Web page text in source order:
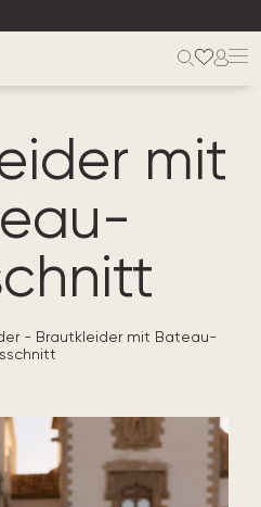
mit
- Brautkleider mit Bateau-